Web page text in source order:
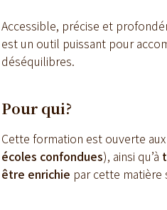
Accessible, précise et
est un outil puissant pour
déséquilibres.
Pour qui?
Cette formation est ouverte aux
écoles confondues), ainsi qu’à
être enrichie par cette matière